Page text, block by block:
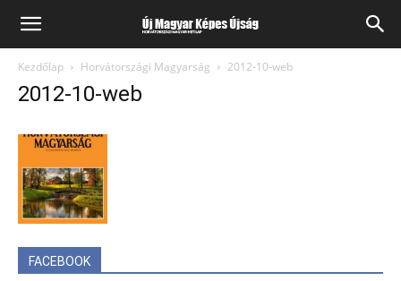
Kezdőlap Horvátországi Magyarság 2012-10-web
2012-10-web
FACEBOOK